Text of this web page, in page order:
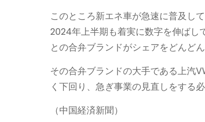
このところ新エネ車が急速に普及し
2024年上半期も着実に数字を伸ばし
との合弁ブランドがシェアをどんどん
その合弁ブランドの大手である上汽
く下回り、急ぎ事業の見直しをする
（中国経済新聞）